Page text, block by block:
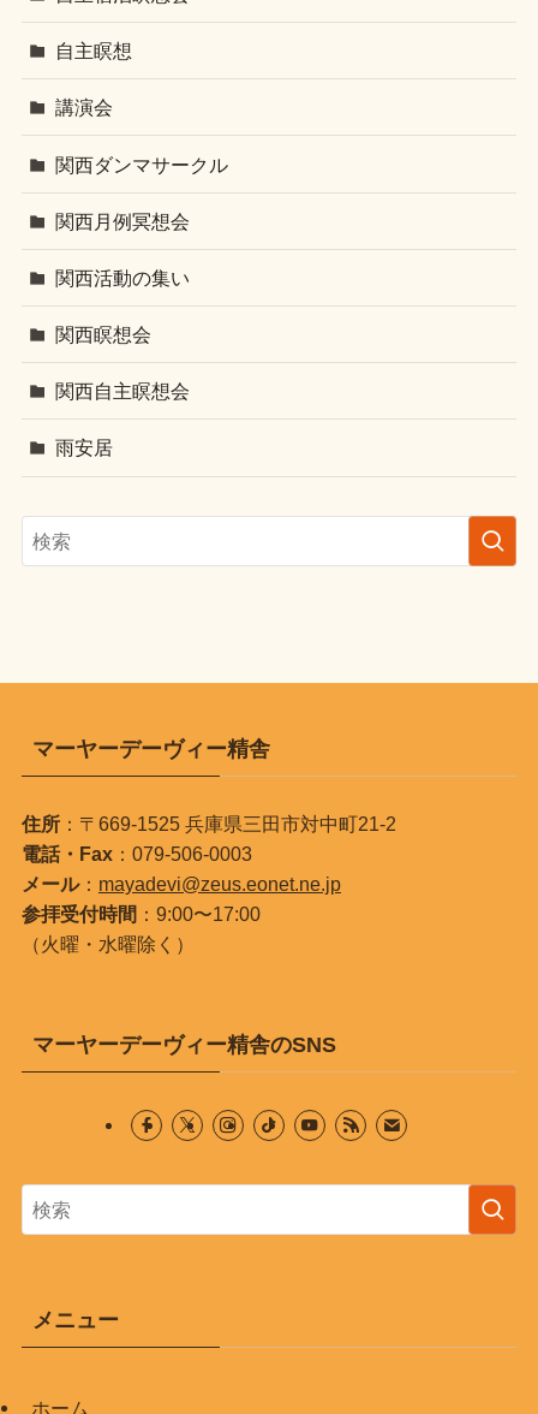
自主瞑想
講演会
関西ダンマサークル
関西月例冥想会
関西活動の集い
関西瞑想会
関西自主瞑想会
雨安居
マーヤーデーヴィー精舎
住所：〒669-1525 兵庫県三田市対中町21-2
電話・Fax：079-506-0003
メール： mayadevi@zeus.eonet.ne.jp
参拝受付時間 ：9:00〜17:00
（火曜・水曜除く）
マーヤーデーヴィー精舎のSNS
メニュー
ホーム